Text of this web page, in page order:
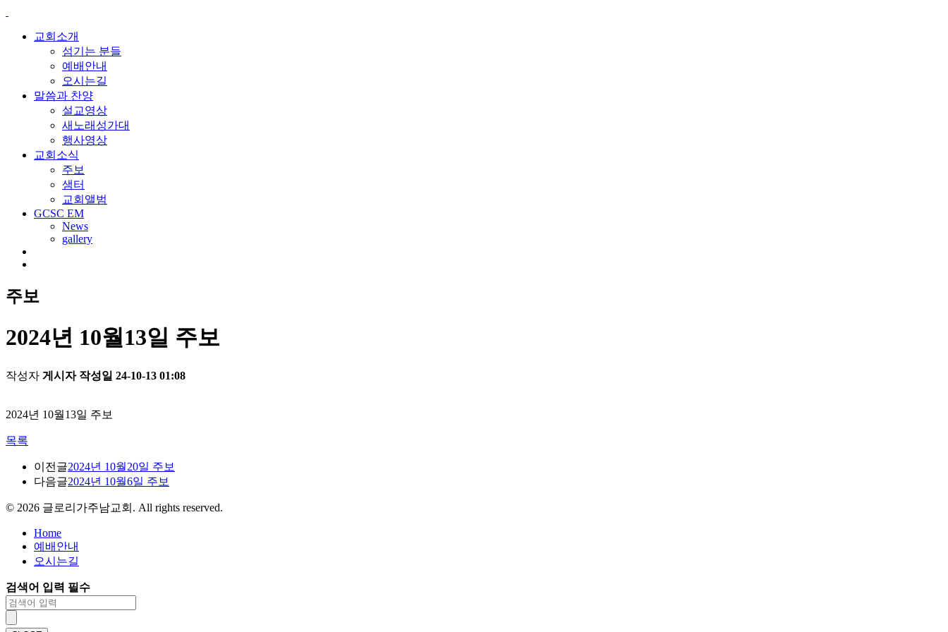
교회소개
섬기는 분들
예배안내
오시는길
말씀과 찬양
설교영상
새노래성가대
행사영상
교회소식
주보
샘터
교회앨범
GCSC EM
News
gallery
주보
2024년 10월13일 주보
작성자 게시자 작성일 24-10-13 01:08
2024년 10월13일 주보
목록
이전글2024년 10월20일 주보
다음글2024년 10월6일 주보
© 2026 글로리가주남교회. All rights reserved.
Home
예배안내
오시는길
검색어 입력 필수